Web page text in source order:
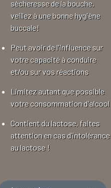
sécheresse de la bouche,
veillez à une bonne hygiène
buccale!
Peut avoir de l'influence sur
votre capacité à conduire
et/ou sur vos réactions
Limitez autant que possible
votre consommation d'alcool
Contient du lactose, faites
attention en cas d’intolérance
au lactose !